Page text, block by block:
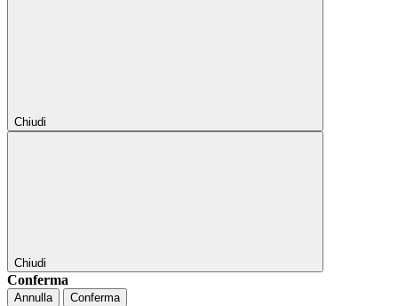
Chiudi
Chiudi
Conferma
Annulla Conferma